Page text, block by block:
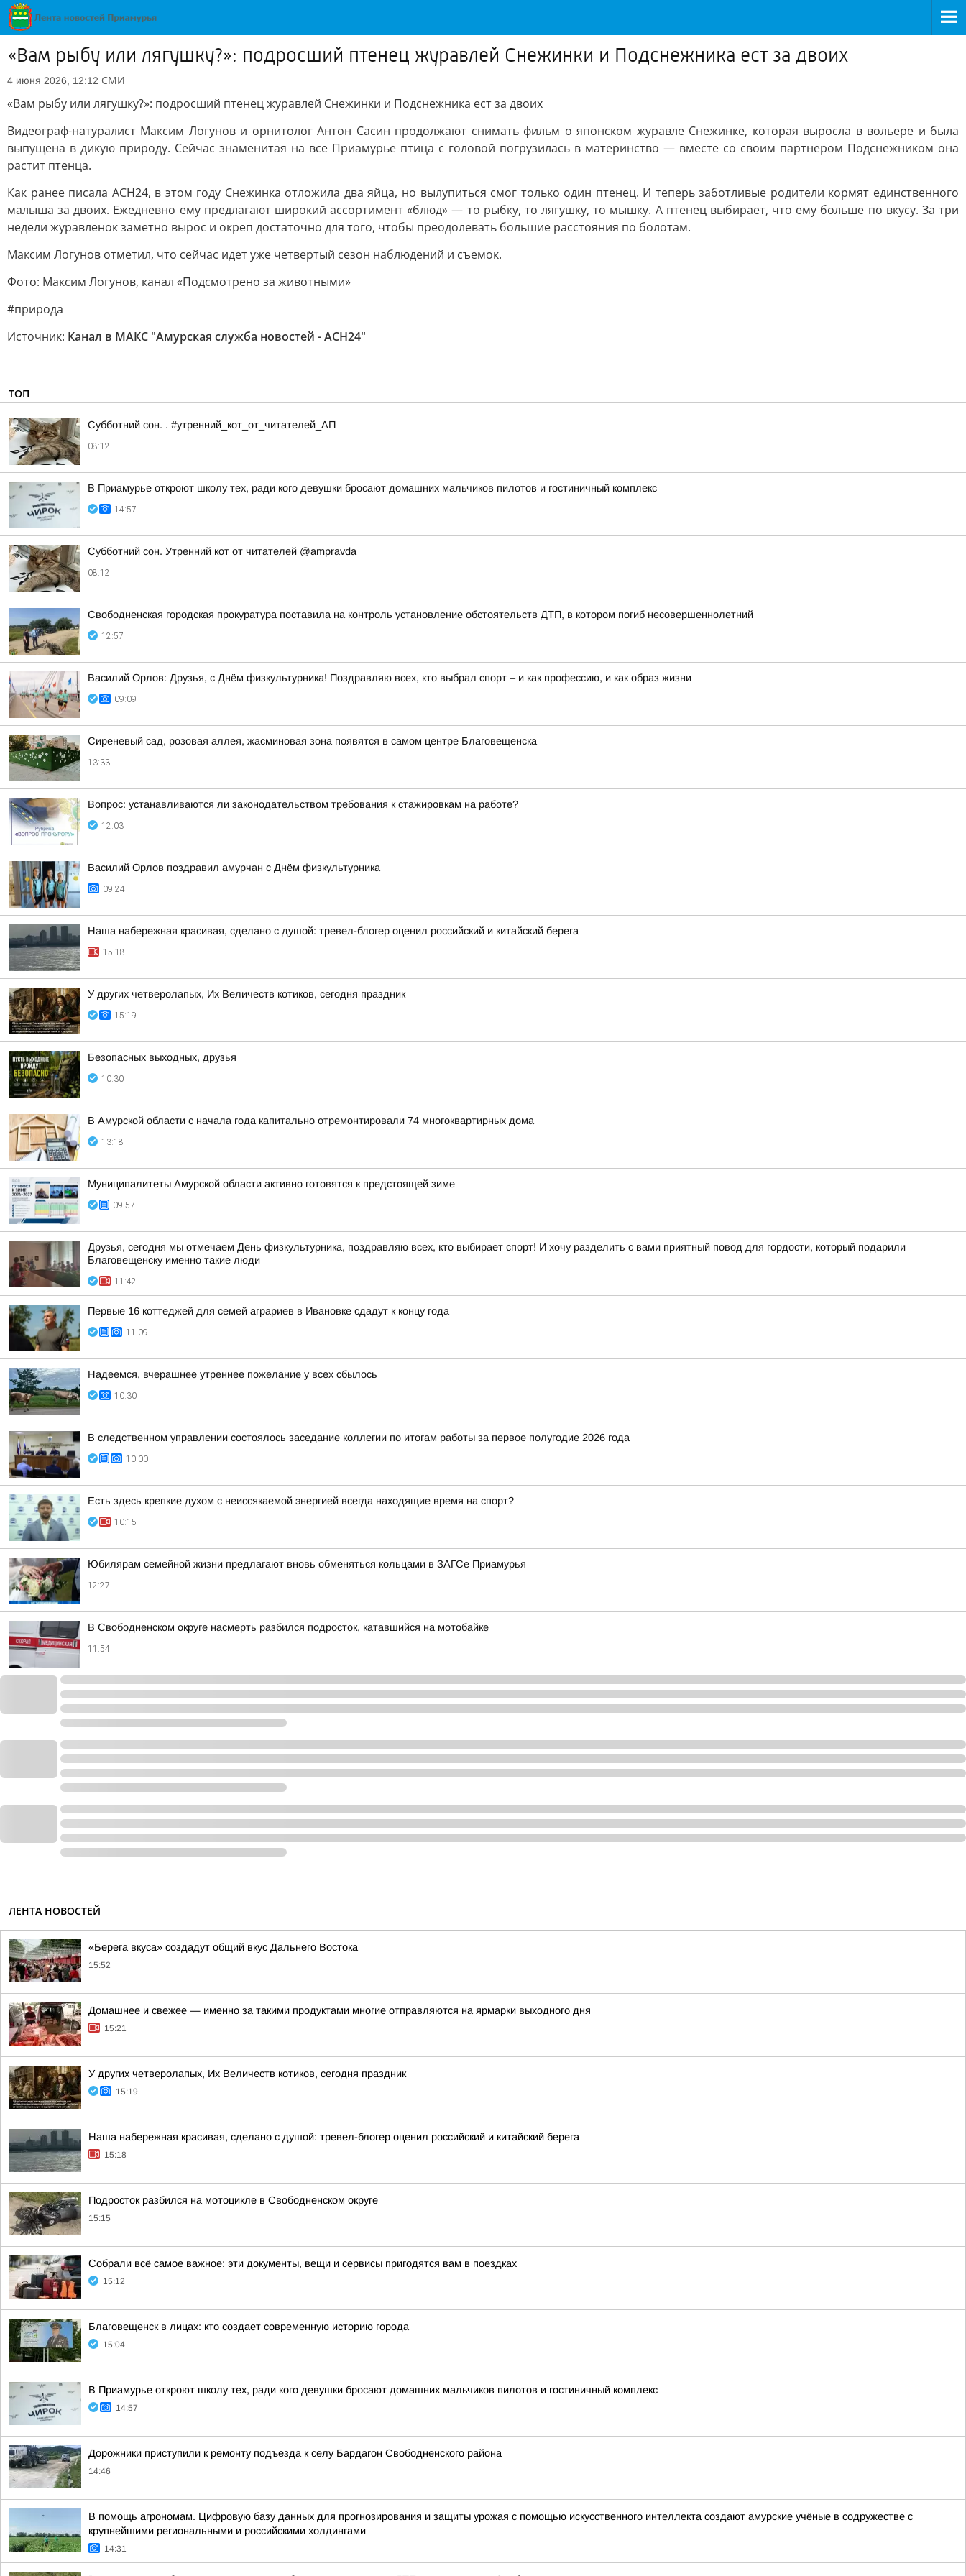
«Вам рыбу или лягушку?»: подросший птенец журавлей Снежинки и Подснежника ест за двоих
4 июня 2026, 12:12 СМИ
«Вам рыбу или лягушку?»: подросший птенец журавлей Снежинки и Подснежника ест за двоих
Видеограф-натуралист Максим Логунов и орнитолог Антон Сасин продолжают снимать фильм о японском журавле Снежинке, которая выросла в вольере и была
выпущена в дикую природу. Сейчас знаменитая на все Приамурье птица с головой погрузилась в материнство — вместе со своим партнером Подснежником она
растит птенца.
Как ранее писала АСН24, в этом году Снежинка отложила два яйца, но вылупиться смог только один птенец. И теперь заботливые родители кормят единственного
малыша за двоих. Ежедневно ему предлагают широкий ассортимент «блюд» — то рыбку, то лягушку, то мышку. А птенец выбирает, что ему больше по вкусу. За три
недели журавленок заметно вырос и окреп достаточно для того, чтобы преодолевать большие расстояния по болотам.
Максим Логунов отметил, что сейчас идет уже четвертый сезон наблюдений и съемок.
Фото: Максим Логунов, канал «Подсмотрено за животными»
#природа
Источник: Канал в МАКС "Амурская служба новостей - АСН24"
ТОП
Субботний сон. . #утренний_кот_от_читателей_АП
08:12
В Приамурье откроют школу тех, ради кого девушки бросают домашних мальчиков пилотов и гостиничный комплекс
14:57
Субботний сон. Утренний кот от читателей @ampravda
08:12
Свободненская городская прокуратура поставила на контроль установление обстоятельств ДТП, в котором погиб несовершеннолетний
12:57
Василий Орлов: Друзья, с Днём физкультурника! Поздравляю всех, кто выбрал спорт – и как профессию, и как образ жизни
09:09
Сиреневый сад, розовая аллея, жасминовая зона появятся в самом центре Благовещенска
13:33
Вопрос: устанавливаются ли законодательством требования к стажировкам на работе?
12:03
Василий Орлов поздравил амурчан с Днём физкультурника
09:24
Наша набережная красивая, сделано с душой: тревел-блогер оценил российский и китайский берега
15:18
У других четверолапых, Их Величеств котиков, сегодня праздник
15:19
Безопасных выходных, друзья
10:30
В Амурской области с начала года капитально отремонтировали 74 многоквартирных дома
13:18
Муниципалитеты Амурской области активно готовятся к предстоящей зиме
09:57
Друзья, сегодня мы отмечаем День физкультурника, поздравляю всех, кто выбирает спорт! И хочу разделить с вами приятный повод для гордости, который подарили
Благовещенску именно такие люди
11:42
Первые 16 коттеджей для семей аграриев в Ивановке сдадут к концу года
11:09
Надеемся, вчерашнее утреннее пожелание у всех сбылось
10:30
В следственном управлении состоялось заседание коллегии по итогам работы за первое полугодие 2026 года
10:00
Есть здесь крепкие духом с неиссякаемой энергией всегда находящие время на спорт?
10:15
Юбилярам семейной жизни предлагают вновь обменяться кольцами в ЗАГСе Приамурья
12:27
В Свободненском округе насмерть разбился подросток, катавшийся на мотобайке
11:54
ЛЕНТА НОВОСТЕЙ
«Берега вкуса» создадут общий вкус Дальнего Востока
15:52
Домашнее и свежее — именно за такими продуктами многие отправляются на ярмарки выходного дня
15:21
У других четверолапых, Их Величеств котиков, сегодня праздник
15:19
Наша набережная красивая, сделано с душой: тревел-блогер оценил российский и китайский берега
15:18
Подросток разбился на мотоцикле в Свободненском округе
15:15
Собрали всё самое важное: эти документы, вещи и сервисы пригодятся вам в поездках
15:12
Благовещенск в лицах: кто создает современную историю города
15:04
В Приамурье откроют школу тех, ради кого девушки бросают домашних мальчиков пилотов и гостиничный комплекс
14:57
Дорожники приступили к ремонту подъезда к селу Бардагон Свободненского района
14:46
В помощь агрономам. Цифровую базу данных для прогнозирования и защиты урожая с помощью искусственного интеллекта создают амурские учёные в содружестве с
крупнейшими региональными и российскими холдингами
14:31